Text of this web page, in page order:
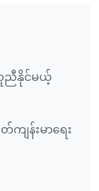
ညီနိုင်မယ့်
ကျန်းမာရေး